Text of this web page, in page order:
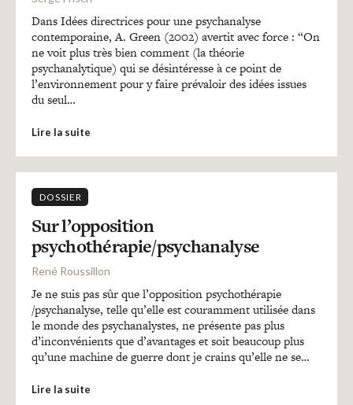
Dans Idées directrices pour une psychanalyse
contemporaine, A. Green (2002) avertit avec force : “On
ne voit plus très bien comment (la théorie
psychanalytique) qui se désintéresse à ce point de
l’environnement pour y faire prévaloir des idées issues
du seul…
Lire la suite
DOSSIER
Sur l’opposition
psychothérapie/psychanalyse
René Roussillon
Je ne suis pas sûr que l’opposition psychothérapie
/psychanalyse, telle qu’elle est couramment utilisée dans
le monde des psychanalystes, ne présente pas plus
d’inconvénients que d’avantages et soit beaucoup plus
qu’une machine de guerre dont je crains qu’elle ne se…
Lire la suite